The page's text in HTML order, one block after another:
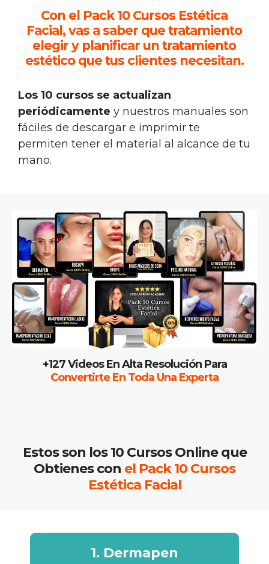
Con el Pack 10 Cursos Estética
Facial , vas a saber que tratamiento
elegir y planificar un tratamiento
estético que tus clientes necesitan.
Los 10 cursos se actualizan
periódicamente y nuestros manuales son
fáciles de descargar e imprimir te
permiten tener el material al alcance de tu
mano.
+127 Videos En Alta Resolución Para
Convertirte En Toda Una Experta
Estos son los 10 Cursos Online que
Obtienes con el Pack 10 Cursos
Estética Facial
1. Dermapen